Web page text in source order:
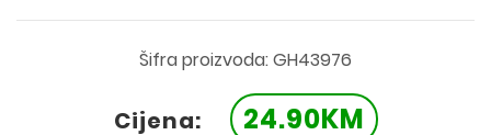
Šifra proizvoda: GH43976
Cijena: 24.90KM